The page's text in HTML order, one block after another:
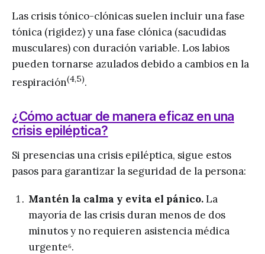
Las crisis tónico-clónicas suelen incluir una fase
tónica (rigidez) y una fase clónica (sacudidas
musculares) con duración variable. Los labios
pueden tornarse azulados debido a cambios en la
respiración(4,5).
¿Cómo actuar de manera eficaz en una
crisis epiléptica?
Si presencias una crisis epiléptica, sigue estos
pasos para garantizar la seguridad de la persona:
Mantén la calma y evita el pánico.La
mayoría de las crisis duran menos de dos
minutos y no requieren asistencia médica
urgente⁶.